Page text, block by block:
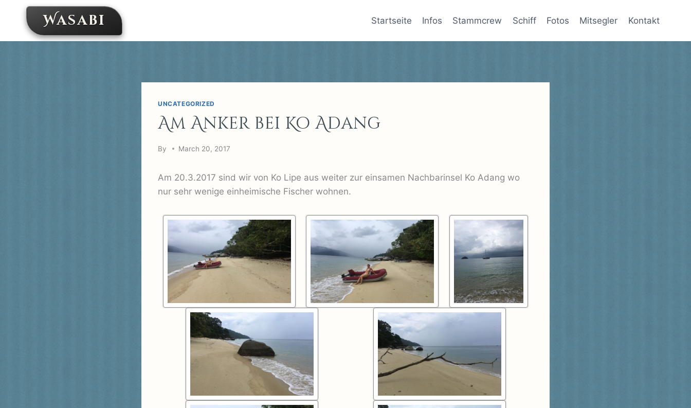
content
Wasabi Startseite Infos Stammcrew Schiff Fotos Mitsegler Kontakt
UNCATEGORIZED
Am Anker bei Ko Adang
By March 20, 2017
Am 20.3.2017 sind wir von Ko Lipe aus weiter zur einsamen Nachbarinsel Ko Adang wo
nur sehr wenige einheimische Fischer wohnen.